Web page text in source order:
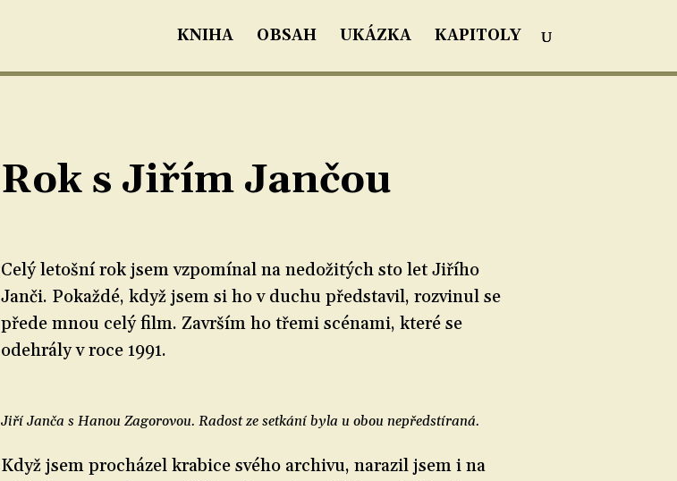
KNIHA OBSAH UKÁZKA KAPITOLY
Rok s Jiřím Jančou
Celý letošní rok jsem vzpomínal na nedožitých sto let Jiřího
Janči. Pokaždé, když jsem si ho v duchu představil, rozvinul se
přede mnou celý film. Završím ho třemi scénami, které se
odehrály v roce 1991.
Jiří Janča s Hanou Zagorovou. Radost ze setkání byla u obou nepředstíraná.
Když jsem procházel krabice svého archivu, narazil jsem i na